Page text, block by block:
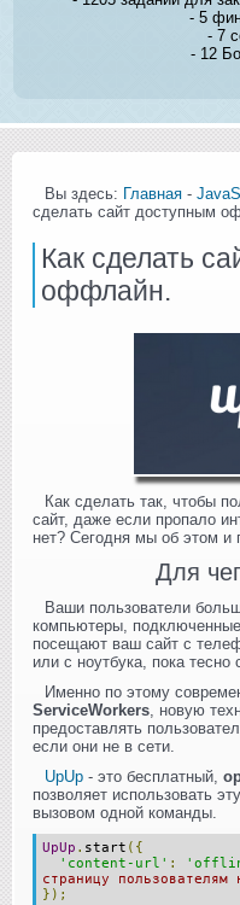
- 5
- 7
- 12
Вы здесь: Главная -
сделать сайт доступным
Как сделать
оффлайн.
Как сделать так, чтобы
сайт, даже если пропало
нет? Сегодня мы об этом и
Для
Ваши пользователи
компьютеры,
посещают ваш сайт с
или с ноутбука, пока тесно
Именно по этому
ServiceWorkers, новую
предоставлять
если они не в сети.
UpUp - это бесплатный,
позволяет использовать
вызовом одной команды.
UpUp . start ({
'content-url' :
страницу пользователям
});